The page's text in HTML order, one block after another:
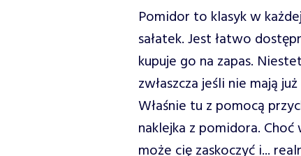
Pomidor to klasyk w
sałatek. Jest łatwo
kupuje go na zapas.
zwłaszcza jeśli nie mają
Właśnie tu z pomocą
naklejka z pomidora.
może cię zaskoczyć i...